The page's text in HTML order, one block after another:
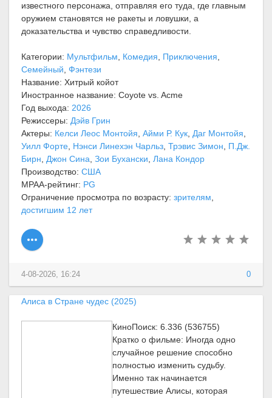
известного персонажа, отправляя его туда, где главным
оружием становятся не ракеты и ловушки, а
доказательства и чувство справедливости.
Категории: Мультфильм Комедия Приключения
Семейный Фэнтези
Название: Хитрый койот
Иностранное название: Coyote vs. Acme
Год выхода: 2026
Режиссеры: Дэйв Грин
Актеры: Келси Леос Монтойя Айми Р. Кук Даг Монтойя
Уилл Форте Нэнси Линехэн Чарльз Трэвис Зимон
П.Дж.
Бирн
Джон Сина Зои Бухански
Лана Кондор
Производство: США
MPAA-рейтинг: PG
Ограничение просмотра по возрасту: зрителям
достигшим 12 лет
0
4-08-2026, 16:24
Алиса в Стране чудес (2025)
КиноПоиск: 6.336 (536755)
Кратко о фильме: Иногда одно
случайное решение способно
полностью изменить судьбу.
Именно так начинается
путешествие Алисы, которая